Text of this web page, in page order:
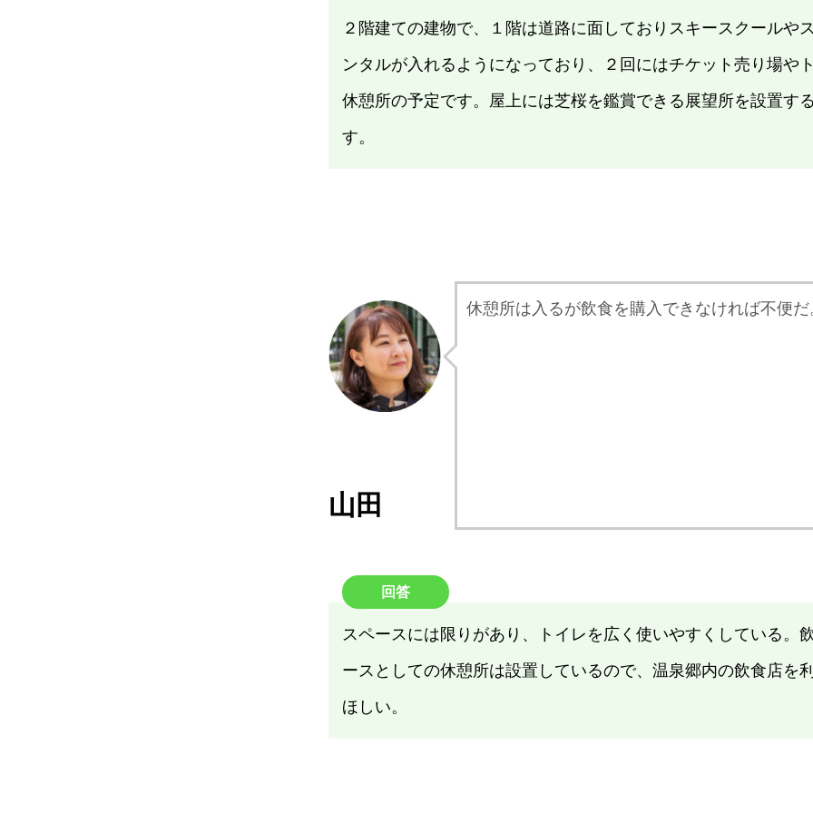
２階建ての建物で、１階は道路に面しておりスキースクールや
ンタルが入れるようになっており、２回にはチケット売り場やト
休憩所の予定です。屋上には芝桜を鑑賞できる展望所を設置す
す。
山田
休憩所は入るが飲食を購入できなければ不便だ
回答
スペースには限りがあり、トイレを広く使いやすくしている。
ースとしての休憩所は設置しているので、温泉郷内の飲食店を
ほしい。